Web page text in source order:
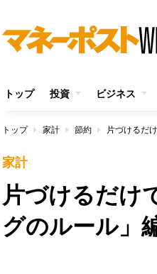
トップ 投資 ビジネス
トップ 家計 節約 片づけるだ
家計
片づけるだけ
グのルール」